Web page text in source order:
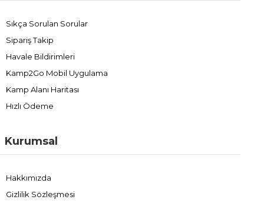
Sıkça Sorulan Sorular
Sipariş Takip
Havale Bildirimleri
Kamp2Go Mobil Uygulama
Kamp Alanı Haritası
Hızlı Ödeme
Kurumsal
Hakkımızda
Gizlilik Sözleşmesi